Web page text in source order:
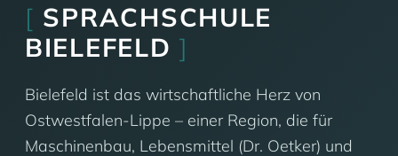
[ SPRACHSCHULE
BIELEFELD]
Bielefeld ist das wirtschaftliche Herz von
Ostwestfalen-Lippe – einer Region, die für
Maschinenbau, Lebensmittel (Dr. Oetker) und